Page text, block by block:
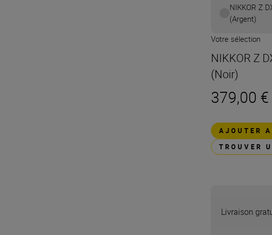
NIKKOR Z
(Argent)
Votre sélection
NIKKOR Z
(Noir)
379,00 €
AJOUTER
TROUVER
Livraison